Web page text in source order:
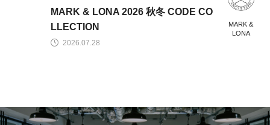
MARK &
LONA
2026.07.28
MARK & LONA 2026 秋冬 CODE CO
LLECTION